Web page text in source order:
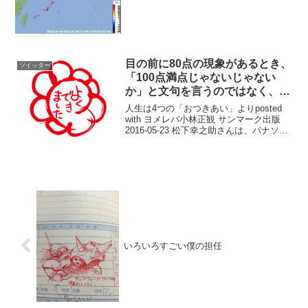
ツイッター
目の前に80点の現象があるとき、
「100点満点じゃないじゃない
か」と文句を言うのではなく、
「80点もあってありがとう」と手
を合わせることができる人
人生は4つの「おつきあい」よりposted
with ヨメレバ小林正観 サンマーク出版
2016-05-23 松下幸之助さんは、パナソニ
いろいろすごい僕の担任